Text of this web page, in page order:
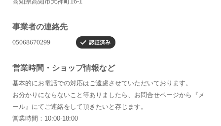
事業者の連絡先
営業時間・ショップ情報など
基本的にお電話での対応はご遠慮させていただいております。
お分かりにならないこと等ありましたら、お問合せページから『メ
ール』にてご連絡をして頂きたいと存じます。
営業時間：10:00-18:00